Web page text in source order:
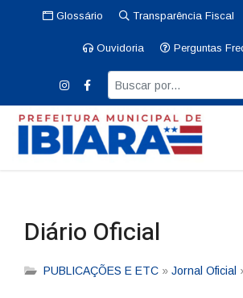
Glossário Transparência Fiscal
Ouvidoria Perguntas
Diário Oficial
PUBLICAÇÕES E ETC » Jornal Oficial